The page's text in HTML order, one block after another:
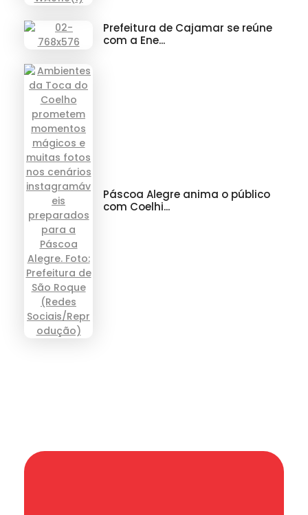
Prefeitura de Cajamar se reúne
com a Ene...
Páscoa Alegre anima o público
com Coelhi...